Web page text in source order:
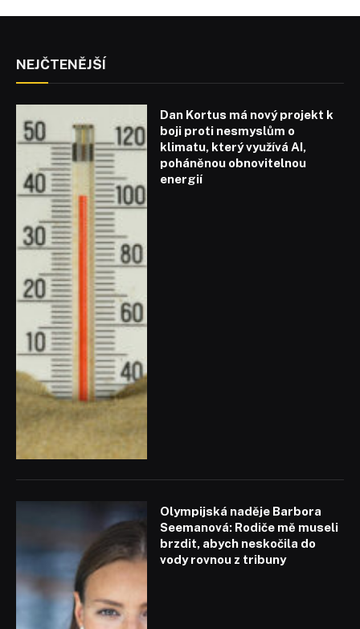
NEJČTENĚJŠÍ
Dan Kortus má nový projekt k
boji proti nesmyslům o
klimatu, který využívá AI,
poháněnou obnovitelnou
energií
Olympijská naděje Barbora
Seemanová: Rodiče mě museli
brzdit, abych neskočila do
vody rovnou z tribuny